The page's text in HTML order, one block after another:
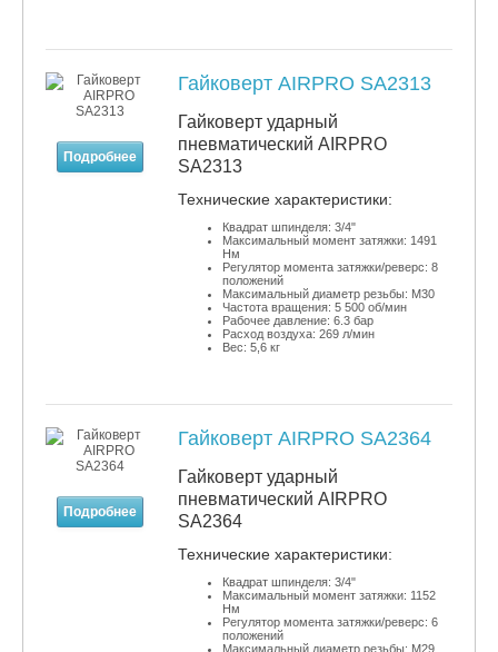
Подробнее
Гайковерт AIRPRO SA2313
Гайковерт ударный
пневматический AIRPRO
SA2313
​Технические характеристики:
Квадрат шпинделя: 3/4"
Максимальный момент затяжки: 1491
Нм
Регулятор момента затяжки/реверс: 8
положений
Максимальный диаметр резьбы: М30
Частота вращения: 5 500 об/мин
Рабочее давление: 6.3 бар
Расход воздуха: 269 л/мин
Вес: 5,6 кг
Подробнее
Гайковерт AIRPRO SA2364
Гайковерт ударный
пневматический AIRPRO
SA2364
​Технические характеристики:
Квадрат шпинделя: 3/4"
Максимальный момент затяжки: 1152
Нм
Регулятор момента затяжки/реверс: 6
положений
Максимальный диаметр резьбы: М29